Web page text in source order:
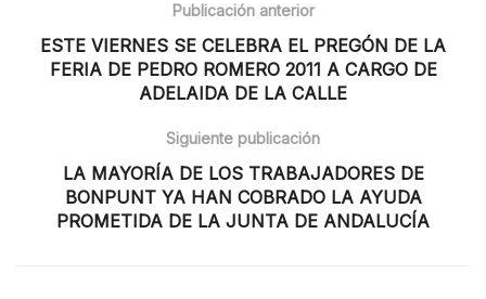
Publicación anterior
ESTE VIERNES SE CELEBRA EL PREGÓN DE LA
FERIA DE PEDRO ROMERO 2011 A CARGO DE
ADELAIDA DE LA CALLE
Siguiente publicación
LA MAYORÍA DE LOS TRABAJADORES DE
BONPUNT YA HAN COBRADO LA AYUDA
PROMETIDA DE LA JUNTA DE ANDALUCÍA